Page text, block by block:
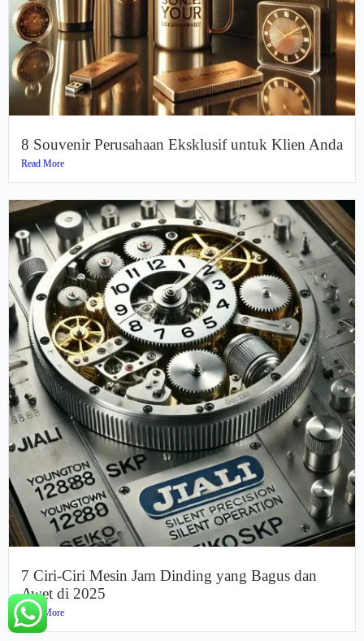
8 Souvenir Perusahaan Eksklusif untuk Klien Anda
Read More
7 Ciri-Ciri Mesin Jam Dinding yang Bagus dan
Awet di 2025
Read More